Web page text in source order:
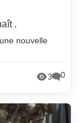
.
nouvelle
3 0